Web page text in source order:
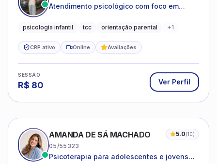
Atendimento psicológico com foco em
promovendo equilíbrio emocional e
psicologia infantil tcc orientação parental +1
CRP ativo Online Avaliações
SESSÃO
R$ 80 Ver Perfil
AMANDA DE SÁ MACHADO 5.0(10)
05/55323
Psicoterapia para adolescentes e jovens